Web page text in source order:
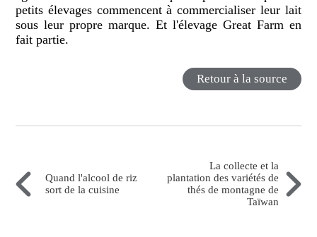
petits élevages commencent à commercialiser leur lait
sous leur propre marque. Et l'élevage Great Farm en
fait partie.
Retour à la source
Quand l'alcool de riz
sort de la cuisine
La collecte et la
plantation des variétés de
thés de montagne de
Taïwan